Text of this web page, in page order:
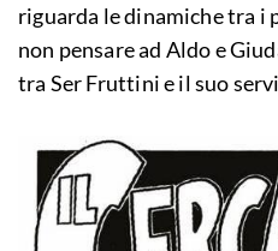
riguarda le dinamiche tra i
non pensare ad Aldo e
tra Ser Fruttini e il suo